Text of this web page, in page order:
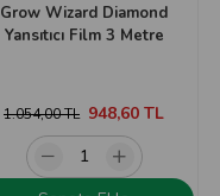
Grow Wizard Diamond
Yansıtıcı Film 3 Metre
948,60 TL
1.054,00 TL